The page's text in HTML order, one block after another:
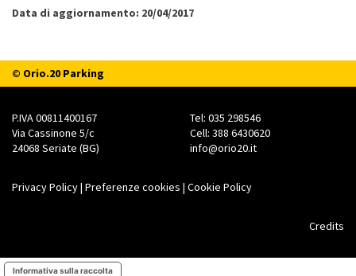
Data di aggiornamento: 20/04/2017
© Orio.20 Parking
P.IVA 00811400167
Via Cassinone 5/c
24068 Seriate (BG)
Tel: 035 298546
Cell: 388 6430620
info@orio20.it
Privacy Policy| Preferenze cookies | Cookie Policy
Credits
Informativa sulla raccolta